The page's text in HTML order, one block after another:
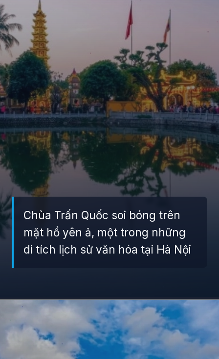
Chùa Trấn Quốc soi bóng trên
mặt hồ yên ả, một trong những
di tích lịch sử văn hóa tại Hà Nội